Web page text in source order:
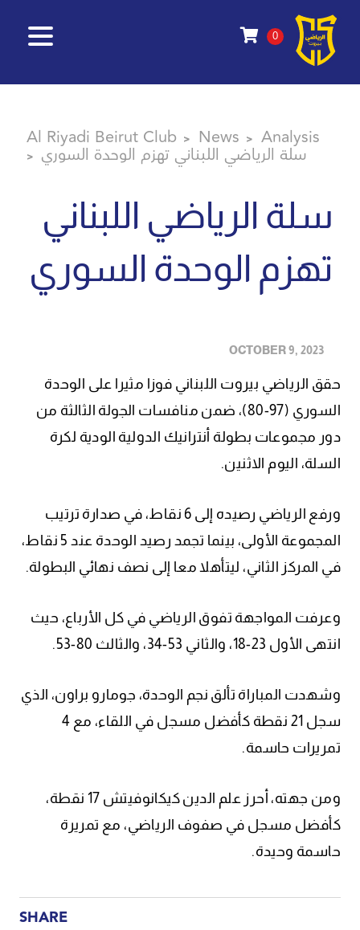
0
Al Riyadi Beirut Club > News > Analysis
> سلة الرياضي اللبناني تهزم الوحدة السوري
سلة الرياضي اللبناني
تهزم الوحدة السوري
حقق الرياضي بيروت اللبناني فوزا مثيرا على الوحدة
السوري (97-80)، ضمن منافسات الجولة الثالثة من
دور مجموعات بطولة أنترانيك الدولية الودية لكرة
السلة، اليوم الاثنين.
ورفع الرياضي رصيده إلى 6 نقاط، في صدارة ترتيب
المجموعة الأولى، بينما تجمد رصيد الوحدة عند 5 نقاط،
في المركز الثاني، ليتأهلا معا إلى نصف نهائي البطولة.
وعرفت المواجهة تفوق الرياضي في كل الأرباع، حيث
انتهى الأول 23-18، والثاني 53-34، والثالث 80-53.
وشهدت المباراة تألق نجم الوحدة، جومارو براون، الذي
سجل 21 نقطة كأفضل مسجل في اللقاء، مع 4
تمريرات حاسمة.
ومن جهته، أحرز علم الدين كيكانوفيتش 17 نقطة،
كأفضل مسجل في صفوف الرياضي، مع تمريرة
حاسمة وحيدة.
SHARE